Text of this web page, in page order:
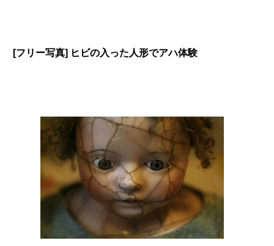
[フリー写真] ヒビの入った人形でアハ体験